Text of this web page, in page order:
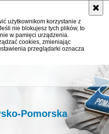
użytkownikom korzystanie z
nie blokujesz tych plików, to
w pamięci urządzenia.
cookies, zmieniając
przeglądarki oznacza
Pomorska